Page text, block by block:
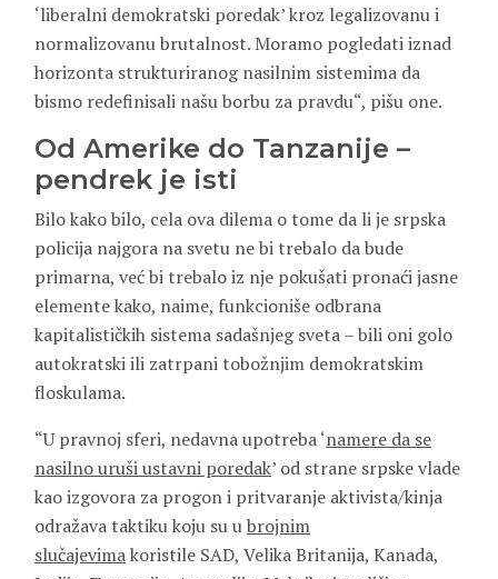
‘liberalni demokratski poredak’ kroz legalizovanu i
normalizovanu brutalnost. Moramo pogledati iznad
horizonta strukturiranog nasilnim sistemima da
bismo redefinisali našu borbu za pravdu“, pišu one.
Od Amerike do Tanzanije –
pendrek je isti
Bilo kako bilo, cela ova dilema o tome da li je srpska
policija najgora na svetu ne bi trebalo da bude
primarna, već bi trebalo iz nje pokušati pronaći jasne
elemente kako, naime, funkcioniše odbrana
kapitalističkih sistema sadašnjeg sveta – bili oni golo
autokratski ili zatrpani tobožnjim demokratskim
floskulama.
“U pravnoj sferi, nedavna upotreba ‘namere da se
nasilno uruši ustavni poredak’ od strane srpske vlade
kao izgovora za progon i pritvaranje aktivista/kinja
odražava taktiku koju su ubrojnim
slučajevimakoristile SAD, Velika Britanija, Kanada,